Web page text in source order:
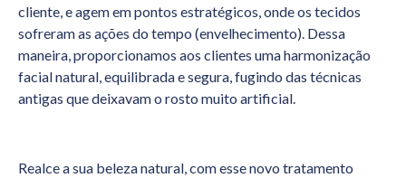
cliente, e agem em pontos estratégicos, onde os tecidos
sofreram as ações do tempo (envelhecimento). Dessa
maneira, proporcionamos aos clientes uma harmonização
facial natural, equilibrada e segura, fugindo das técnicas
antigas que deixavam o rosto muito artificial.
Realce a sua beleza natural, com esse novo tratamento